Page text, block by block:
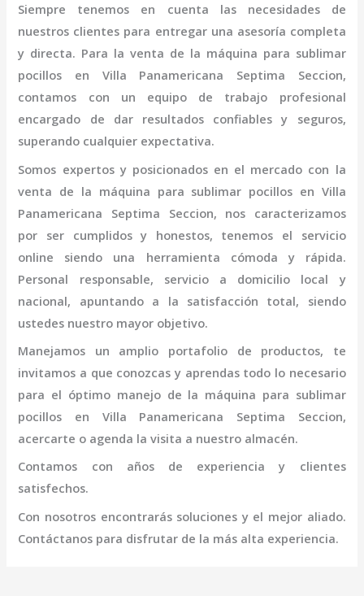
Siempre tenemos en cuenta las necesidades de
nuestros clientes para entregar una asesoría completa
y directa. Para la venta de la máquina para sublimar
pocillos
en Villa Panamericana Septima Seccion,
contamos con un equipo de trabajo profesional
encargado de dar resultados confiables y seguros,
superando cualquier expectativa.
Somos expertos y posicionados en el mercado con la
venta de la máquina para sublimar pocillos en Villa
Panamericana Septima Seccion, nos caracterizamos
por ser cumplidos y honestos, tenemos el servicio
online siendo una herramienta cómoda y rápida.
Personal responsable, servicio a domicilio local y
nacional, apuntando a la satisfacción total, siendo
ustedes nuestro mayor objetivo.
Manejamos un amplio portafolio de productos, te
invitamos a que conozcas y aprendas todo lo necesario
para el óptimo manejo de la máquina para sublimar
pocillos
en Villa Panamericana Septima Seccion,
acercarte o agenda la visita a nuestro almacén.
Contamos con años de experiencia y clientes
satisfechos.
Con nosotros encontrarás soluciones y el mejor aliado.
Contáctanos para disfrutar de la más alta experiencia.